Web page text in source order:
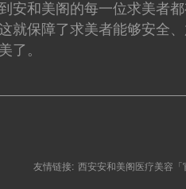
安和美阁的每一位求美者
就保障了求美者能够安全
了。
友情链接: 西安安和美阁医疗美容「